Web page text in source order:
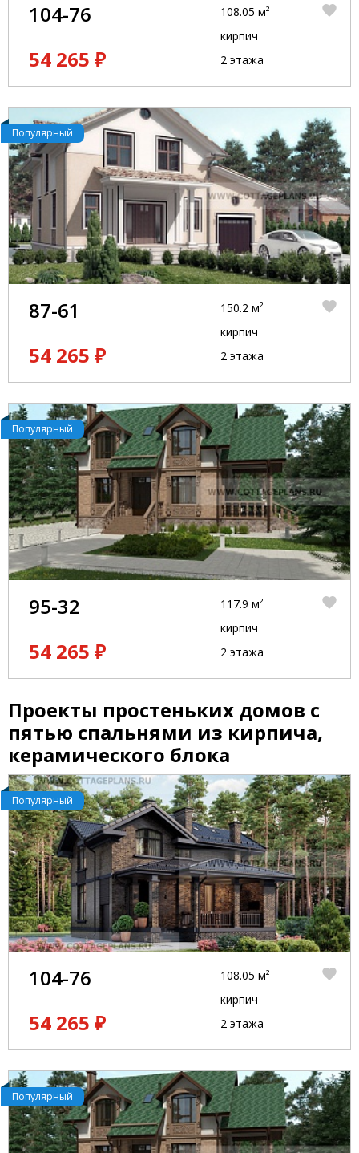
104-76
54 265 ₽
108.05 м²
кирпич
2 этажа
Популярный
87-61
54 265 ₽
150.2 м²
кирпич
2 этажа
Популярный
95-32
54 265 ₽
117.9 м²
кирпич
2 этажа
Проекты простеньких домов с
пятью спальнями из кирпича,
керамического блока
Популярный
104-76
54 265 ₽
108.05 м²
кирпич
2 этажа
Популярный